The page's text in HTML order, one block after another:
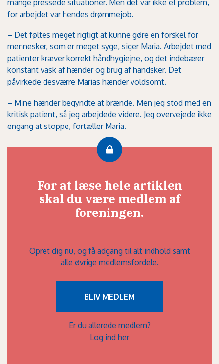
mange pressede situationer. Men det var ikke et problem,
for arbejdet var hendes drømmejob.
– Det føltes meget rigtigt at kunne gøre en forskel for
mennesker, som er meget syge, siger Maria. Arbejdet med
patienter kræver korrekt håndhygiejne, og det indebærer
konstant vask af hænder og brug af handsker. Det
påvirkede desværre Marias hænder voldsomt.
– Mine hænder begyndte at brænde. Men jeg stod med en
kritisk patient, så jeg arbejdede videre. Jeg overvejede ikke
engang at stoppe, fortæller Maria.
For at læse hele artiklen
skal du være medlem af
foreningen.
Opret dig nu, og få adgang til alt indhold samt
alle øvrige medlemsfordele.
BLIV MEDLEM
Er du allerede medlem?
Log ind her